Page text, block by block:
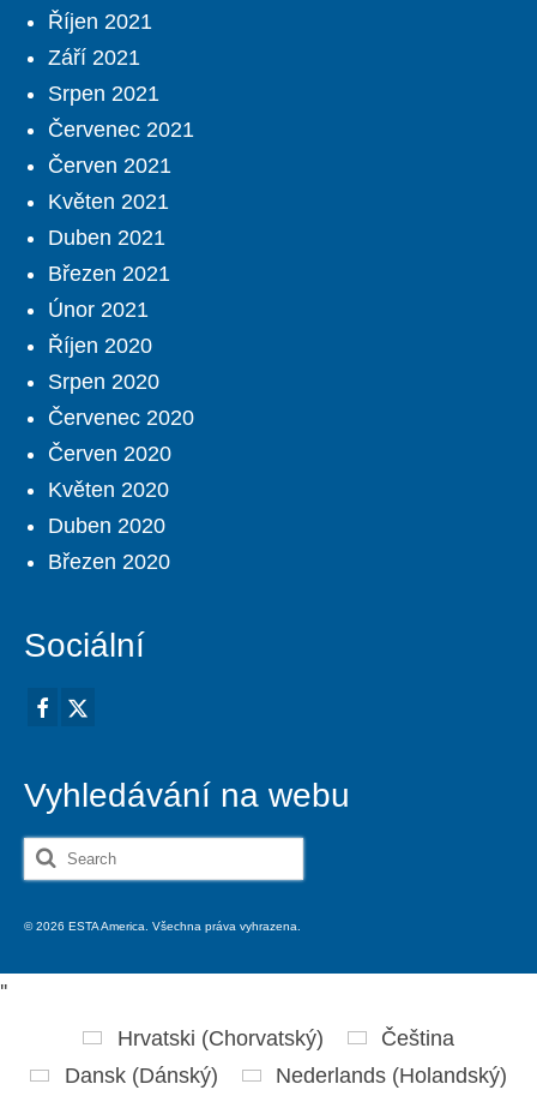
Říjen 2021
Září 2021
Srpen 2021
Červenec 2021
Červen 2021
Květen 2021
Duben 2021
Březen 2021
Únor 2021
Říjen 2020
Srpen 2020
Červenec 2020
Červen 2020
Květen 2020
Duben 2020
Březen 2020
Sociální
Vyhledávání na webu
Search
for:
© 2026 ESTA America. Všechna práva vyhrazena.
''
Hrvatski (Chorvatský)
Čeština
Dansk(Dánský) Nederlands(Holandský)